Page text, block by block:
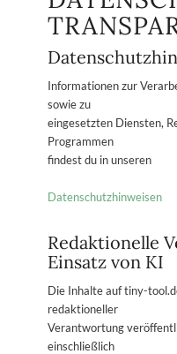
Informationen zur
sowie zu
eingesetzten Diensten,
Programmen
findest du in unseren
Datenschutzhinweisen
Redaktionelle
Einsatz von KI
Die Inhalte auf tiny-
redaktioneller
Verantwortung
einschließlich